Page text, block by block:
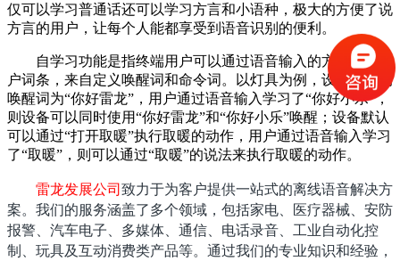
仅可以学习普通话还可以学习方言和小语种，极大的方便了说
方言的用户，让每个人能都享受到语音识别的便利。
自学习功能是指终端用户可以通过语音输入的方式学习客
户词条，来自定义唤醒词和命令词。以灯具为例，设备默认的
唤醒词为“你好雷龙”，用户通过语音输入学习了“你好小乐”，
则设备可以同时使用“你好雷龙”和“你好小乐”唤醒；设备默认
可以通过“打开取暖”执行取暖的动作，用户通过语音输入学习
了“取暖”，则可以通过“取暖”的说法来执行取暖的动作。
雷龙发展公司致力于为客户提供一站式的离线语音解决方
案。我们的服务涵盖了多个领域，包括家电、医疗器械、安防
报警、汽车电子、多媒体、通信、电话录音、工业自动化控
制、玩具及互动消费类产品等。通过我们的专业知识和经验，